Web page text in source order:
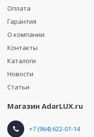
Оплата
Гарантия
О компании
Контакты
Каталоги
Новости
Статьи
Магазин AdarLUX.ru
+7 (964) 622-01-14